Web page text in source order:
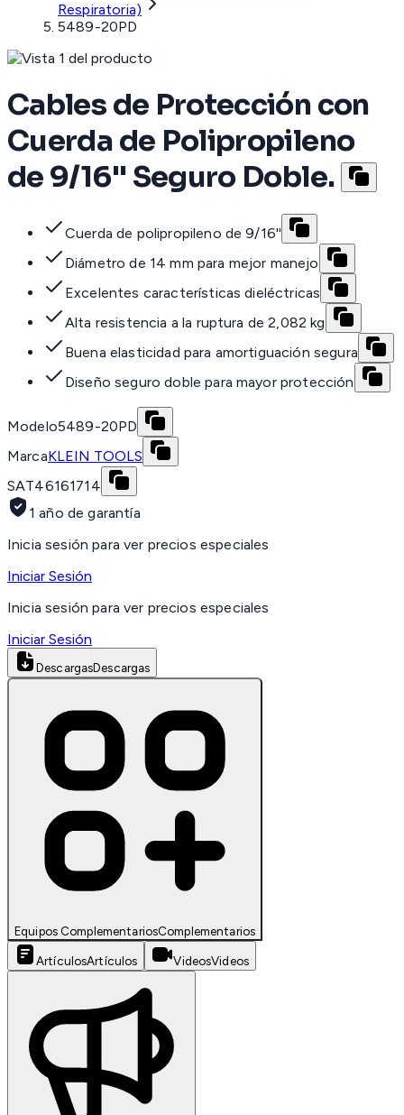
Respiratoria)
5489-20PD
Cables de Protección con
Cuerda de Polipropileno
de 9/16'' Seguro Doble.
Cuerda de polipropileno de 9/16''
Diámetro de 14 mm para mejor manejo
Excelentes características dieléctricas
Alta resistencia a la ruptura de 2,082 kg
Buena elasticidad para amortiguación segura
Diseño seguro doble para mayor protección
Modelo5489-20PD
MarcaKLEIN TOOLS
SAT46161714
1 año de garantía
Inicia sesión para ver precios especiales
Iniciar Sesión
Inicia sesión para ver precios especiales
Iniciar Sesión
DescargasDescargas
Equipos ComplementariosComplementarios
ArtículosArtículos VideosVideos